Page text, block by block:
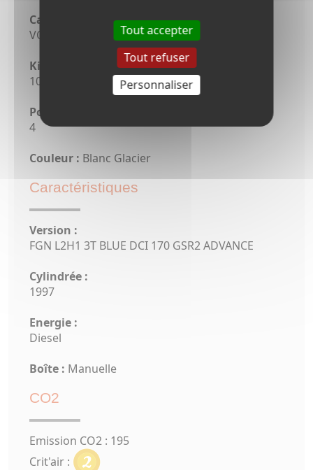
Catégorie :
VO
Kilométrage :
10 km
Portes :
4
Couleur : Blanc Glacier
Caractéristiques
Version :
FGN L2H1 3T BLUE DCI 170 GSR2 ADVANCE
Cylindrée :
1997
Energie :
Diesel
Boîte : Manuelle
CO2
Emission CO2 : 195
Crit'air :
Tout accepter
Tout refuser
Personnaliser